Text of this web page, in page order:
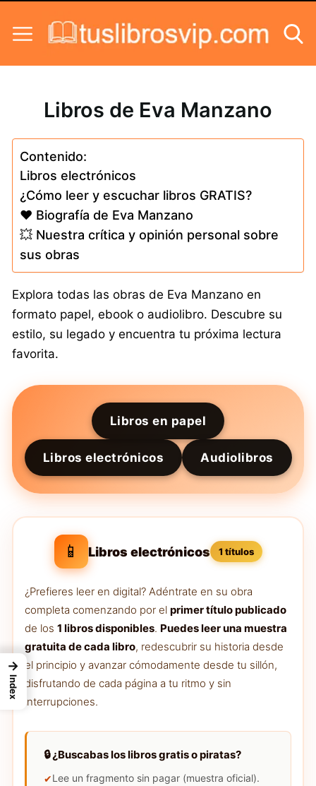
Libros de Eva Manzano
Contenido:
Libros electrónicos
¿Cómo leer y escuchar libros GRATIS?
❤️ Biografía de Eva Manzano
💥 Nuestra crítica y opinión personal sobre
sus obras
Explora todas las obras de Eva Manzano en
formato papel, ebook o audiolibro. Descubre su
estilo, su legado y encuentra tu próxima lectura
favorita.
Libros en papel
Libros electrónicos Audiolibros
📱 Libros electrónicos 1 títulos
¿Prefieres leer en digital? Adéntrate en su obra
completa comenzando por el primer título publicado
de los 1 libros disponibles. Puedes leer una muestra
gratuita de cada libro, redescubrir su historia desde
el principio y avanzar cómodamente desde tu sillón,
disfrutando de cada página a tu ritmo y sin
interrupciones.
🔒 ¿Buscabas los libros gratis o piratas?
Lee un fragmento sin pagar (muestra oficial).
→
Index